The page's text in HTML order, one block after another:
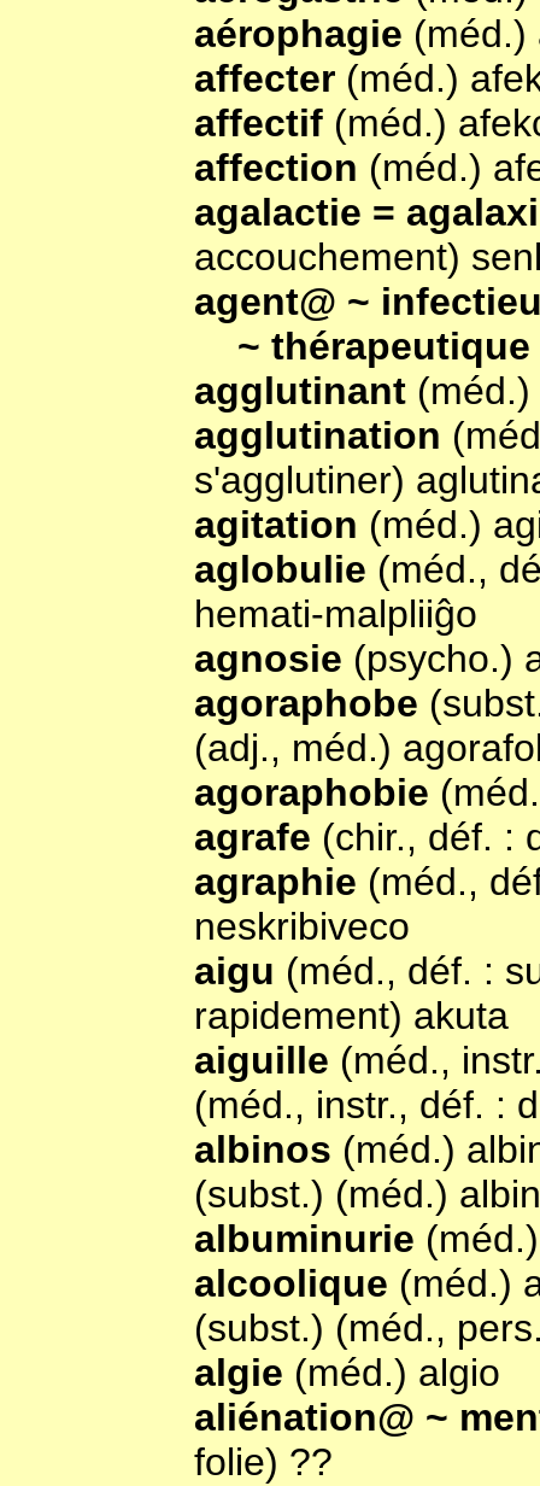
aérophagie (méd.)
affecter (méd.)
affectif (méd.)
affection (méd.)
agalactie =
accouchement)
agent@ ~
~ thérapeutique
agglutinant
agglutination
s'agglutiner)
agitation (méd.)
aglobulie (méd.,
hemati-malpliiĝo
agnosie (psycho.)
agoraphobe
(adj., méd.)
agoraphobie
agrafe (chir., déf. :
agraphie (méd.,
neskribiveco
aigu (méd., déf. :
rapidement) akuta
aiguille (méd.,
(méd., instr., déf. :
albinos (méd.)
(subst.) (méd.)
albuminurie
alcoolique (méd.)
(subst.) (méd.,
algie (méd.) algio
aliénation@ ~
folie) ??